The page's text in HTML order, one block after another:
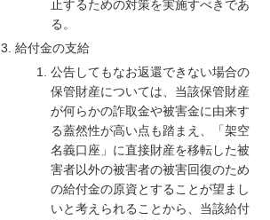
止するための対策を実施すべきであ
る。
給付金の支給
公告してもなお返還できない場合の
保管財産については、当該保管財産
が何らかの詐取金や被害金に由来す
る蓋然性が高い点も踏まえ、「架空
名義口座」に直接財産を移転した被
害者以外の被害者の被害回復のため
の給付金の原資とすることが望まし
いと考えられることから、当該給付